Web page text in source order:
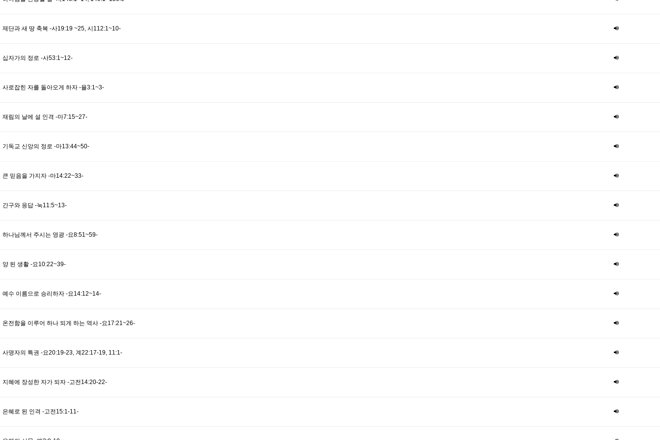
제단과 새 땅 축복 -사19:19 ~25, 시112:1~10-
십자가의 정로 -사53:1~12-
사로잡힌 자를 돌아오게 하자 -욜3:1~3-
재림의 날에 설 인격 -마7:15~27-
기독교 신앙의 정로 -마13:44~50-
큰 믿음을 가지자 -마14:22~33-
간구와 응답 -눅11:5~13-
하나님께서 주시는 영광 -요8:51~59-
양 된 생활 -요10:22~39-
예수 이름으로 승리하자 -요14:12~14-
온전함을 이루어 하나 되게 하는 역사 -요17:21~26-
사명자의 특권 -요20:19-23, 계22:17-19, 11:1-
지혜에 장성한 자가 되자 -고전14:20-22-
은혜로 된 인격 -고전15:1-11-